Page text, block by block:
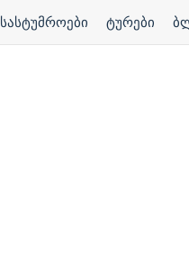
სასტუმროები ტურები